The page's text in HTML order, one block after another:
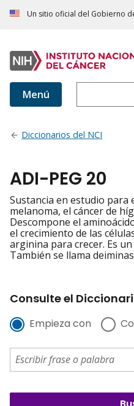
Un sitio oficial del Gobierno
Menú
Diccionarios del NCI
ADI-PEG 20
Sustancia en estudio para
melanoma, el cáncer de
Descompone el
el crecimiento de las
arginina para crecer. Es
También se llama
Consulte el
Empieza con